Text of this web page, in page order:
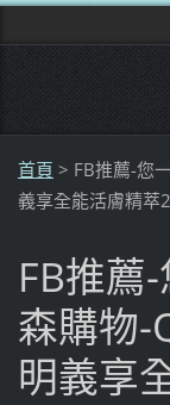
首頁 > FB推薦-您
義享全能活膚精萃
FB推薦
森購物-
明義享